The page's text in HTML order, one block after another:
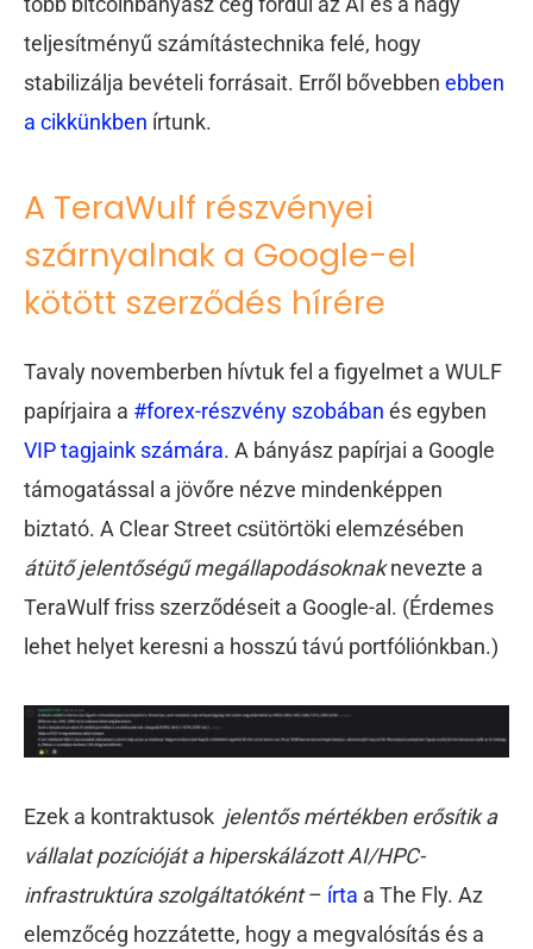
teljesítményű számítástechnika felé, hogy
stabilizálja bevételi forrásait. Erről bővebben ebben
a cikkünkben írtunk.
A TeraWulf részvényei
szárnyalnak a Google-el
kötött szerződés hírére
Tavaly novemberben hívtuk fel a figyelmet a WULF
papírjaira a #forex-részvény szobában és egyben
VIP tagjaink számára. A bányász papírjai a Google
támogatással a jövőre nézve mindenképpen
biztató. A Clear Street csütörtöki elemzésében
átütő jelentőségű megállapodásoknaknevezte a
TeraWulf friss szerződéseit a Google-al. (Érdemes
lehet helyet keresni a hosszú távú portfóliónkban.)
Ezek a kontraktusok jelentős mértékben erősítik a
vállalat pozícióját a hiperskálázott AI/HPC-
infrastruktúra szolgáltatóként– írta a The Fly. Az
elemzőcég hozzátette, hogy a megvalósítás és a